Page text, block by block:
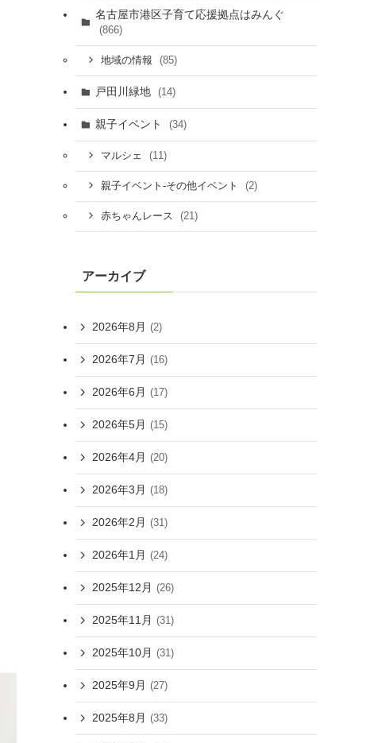
名古屋市港区子育て応援拠点はみんぐ
(866)
地域の情報 (85)
戸田川緑地 (14)
親子イベント (34)
マルシェ (11)
親子イベント-その他イベント (2)
赤ちゃんレース (21)
アーカイブ
2026年8月 (2)
2026年7月 (16)
2026年6月 (17)
2026年5月 (15)
2026年4月 (20)
2026年3月 (18)
2026年2月 (31)
2026年1月 (24)
2025年12月 (26)
2025年11月 (31)
2025年10月 (31)
2025年9月 (27)
2025年8月 (33)